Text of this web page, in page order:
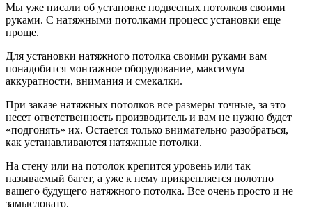
Мы уже писали об установке подвесных потолков своими
руками. С натяжными потолками процесс установки еще
проще.
Для установки натяжного потолка своими руками вам
понадобится монтажное оборудование, максимум
аккуратности, внимания и смекалки.
При заказе натяжных потолков все размеры точные, за это
несет ответственность производитель и вам не нужно будет
«подгонять» их. Остается только внимательно разобраться,
как устанавливаются натяжные потолки.
На стену или на потолок крепится уровень или так
называемый багет, а уже к нему прикрепляется полотно
вашего будущего натяжного потолка. Все очень просто и не
замысловато.